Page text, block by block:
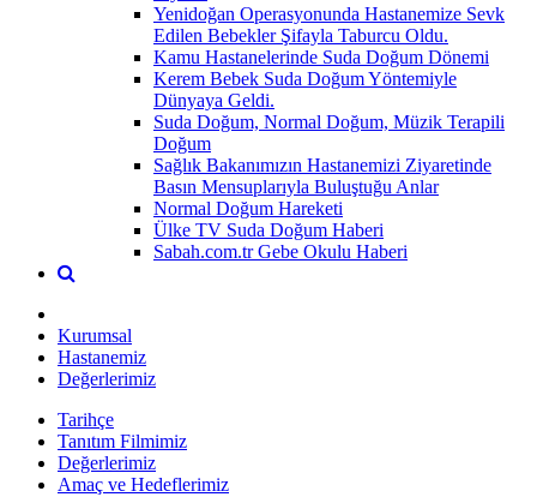
Yenidoğan Operasyonunda Hastanemize Sevk
Edilen Bebekler Şifayla Taburcu Oldu.
Kamu Hastanelerinde Suda Doğum Dönemi
Kerem Bebek Suda Doğum Yöntemiyle
Dünyaya Geldi.
Suda Doğum, Normal Doğum, Müzik Terapili
Doğum
Sağlık Bakanımızın Hastanemizi Ziyaretinde
Basın Mensuplarıyla Buluştuğu Anlar
Normal Doğum Hareketi
Ülke TV Suda Doğum Haberi
Sabah.com.tr Gebe Okulu Haberi
Kurumsal
Hastanemiz
Değerlerimiz
Tarihçe
Tanıtım Filmimiz
Değerlerimiz
Amaç ve Hedeflerimiz